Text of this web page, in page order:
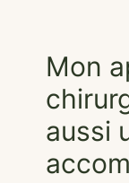
Mon
aussi